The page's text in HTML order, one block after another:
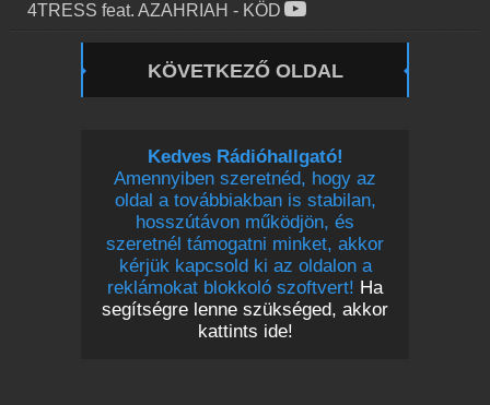
4TRESS feat. AZAHRIAH - KÖD
KÖVETKEZŐ OLDAL
Kedves Rádióhallgató!
Amennyiben szeretnéd, hogy az
oldal a továbbiakban is stabilan,
hosszútávon működjön, és
szeretnél támogatni minket, akkor
kérjük kapcsold ki az oldalon a
reklámokat blokkoló szoftvert! Ha
segítségre lenne szükséged, akkor
kattints ide!